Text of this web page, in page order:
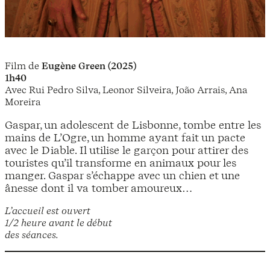
L’accueil est ouvert
1/2 heure avant le début
des séances.
Film de Eugène Green (2025)
1h40
Avec Rui Pedro Silva, Leonor Silveira, João Arrais, Ana
Moreira
Gaspar, un adolescent de Lisbonne, tombe entre les
mains de L’Ogre, un homme ayant fait un pacte
avec le Diable. Il utilise le garçon pour attirer des
touristes qu’il transforme en animaux pour les
manger. Gaspar s’échappe avec un chien et une
ânesse dont il va tomber amoureux…